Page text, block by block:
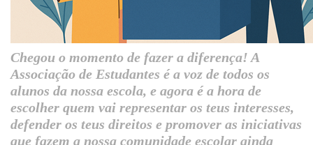
Chegou o momento de fazer a diferença! A
Associação de Estudantes é a voz de todos os
alunos da nossa escola, e agora é a hora de
escolher quem vai representar os teus interesses,
defender os teus direitos e promover as iniciativas
que fazem a nossa comunidade escolar ainda